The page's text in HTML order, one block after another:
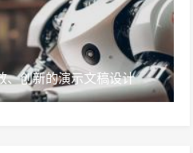
、创新的演示文稿设计